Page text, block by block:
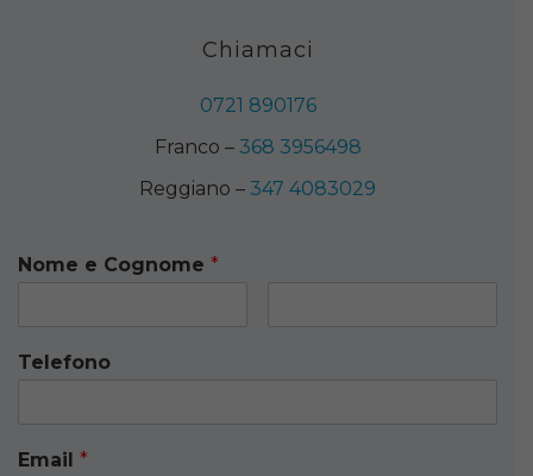
Chiamaci
0721 890176
Franco – 368 3956498
Reggiano – 347 4083029
Nome e Cognome *
Telefono
Email *